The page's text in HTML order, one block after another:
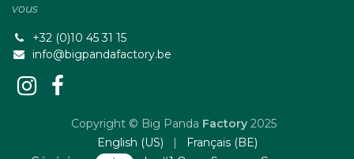
vous
+32 (0)10 45 31 15
info@bigpandafactory.be
Copyright © Big Panda Factory 2025
English (US)
|
Français (BE)